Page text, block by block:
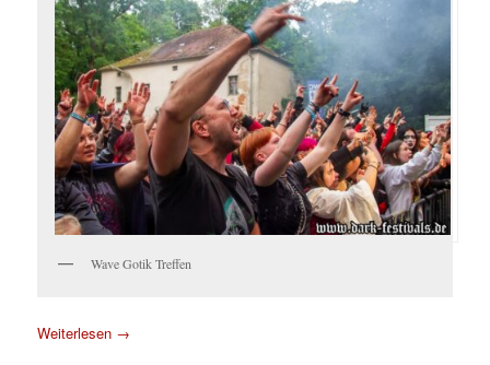
Wave Gotik Treffen
Weiterlesen →